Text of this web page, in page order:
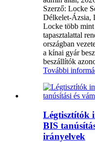
Szerző: Locke
Délkelet-Ázsia,
Locke több
tapasztalattal
országban
a kínai gyár
beszállítók
További
Légtisztítók
BIS
irányelvek